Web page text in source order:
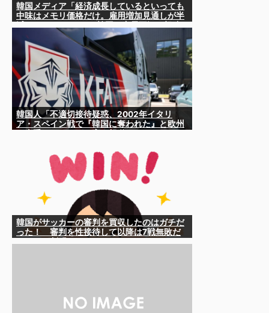
韓国メディア「経済成長しているといっても
中味はメモリ価格だけ。雇用増加見通しが半
い状況っすね
韓国人「不適切接待疑惑、2002年イタリ
ア・スペイン戦で『韓国に奪われた』と欧州
韓国がサッカーの審判を買収したのはガチだ
った！ 審判を性接待して以降は7戦無敗だ